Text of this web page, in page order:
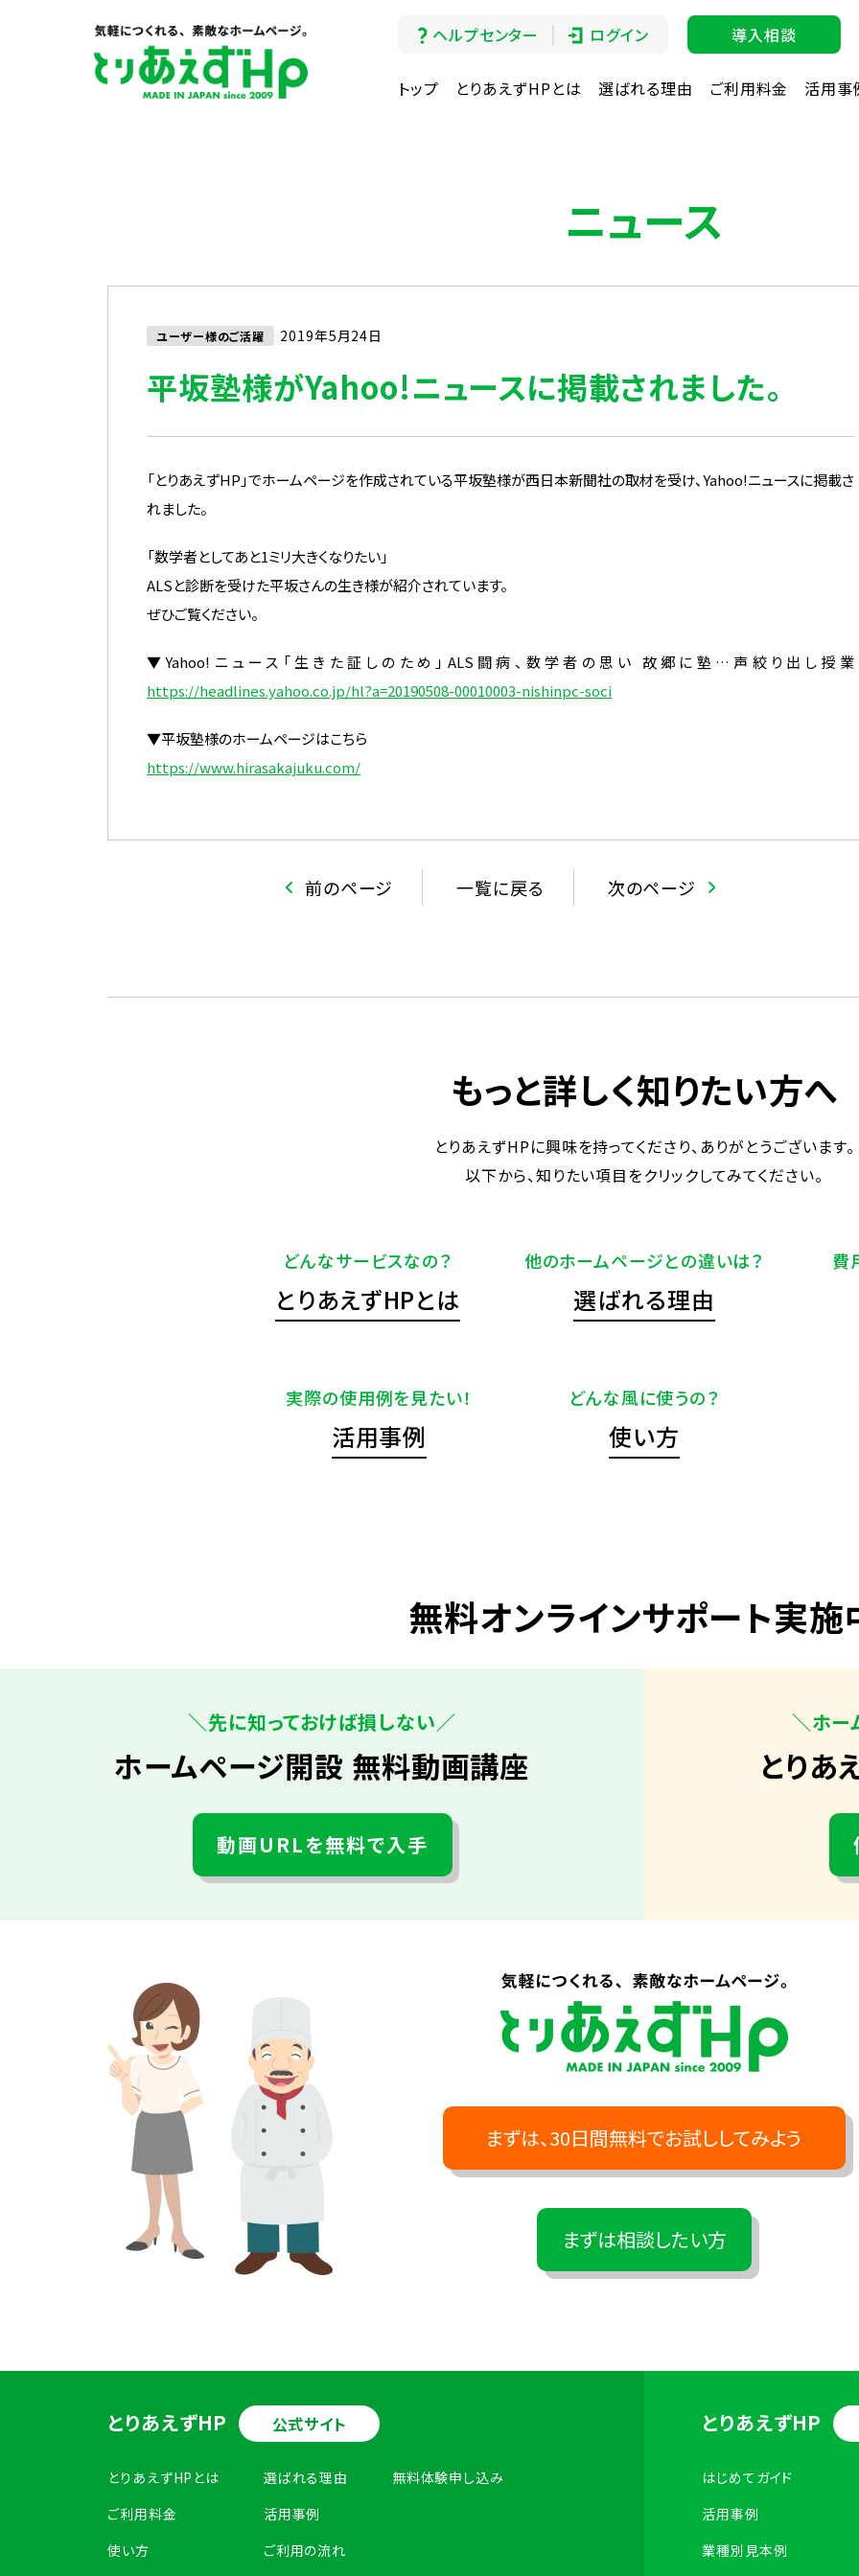
ヘルプセンター ログイン 導入相談
トップ とりあえずHPとは 選ばれる理由 ご利用料金 活用事
ニュース
ユーザー様のご活躍 2019年5月24日
平坂塾様がYahoo!ニュースに掲載されました。
「とりあえずHP」でホームページを作成されている平坂塾様が西日本新聞社の取材を受け、Yahoo!ニュースに掲載さ
れました。
「数学者としてあと1ミリ大きくなりたい」
ALSと診断を受けた平坂さんの生き様が紹介されています。
ぜひご覧ください。
▼Yahoo!ニュース「生きた証しのため」ALS闘病、数学者の思い 故郷に塾…声絞り出し授業
https://headlines.yahoo.co.jp/hl?a=20190508-00010003-nishinpc-soci
▼平坂塾様のホームページはこちら
https://www.hirasakajuku.com/
前のページ 一覧に戻る 次のページ
もっと詳しく知りたい方へ
とりあえずHPに興味を持ってくださり、ありがとうございます。
以下から、知りたい項目をクリックしてみてください。
どんなサービスなの？
とりあえずHPとは
他のホームページとの違いは？
選ばれる理由
費
実際の使用例を見たい！
活用事例
どんな風に使うの？
使い方
無料オンラインサポート実施
＼先に知っておけば損しない／
ホームページ開設 無料動画講座
動画URLを無料で入手
＼ホー
とりあ
まずは、30日間無料でお試ししてみよう
まずは相談したい方
とりあえずHP 公式サイト
とりあえずHPとは
ご利用料金
使い方
選ばれる理由
活用事例
ご利用の流れ
無料体験申し込み
とりあえずHP
はじめてガイド
活用事例
業種別見本例